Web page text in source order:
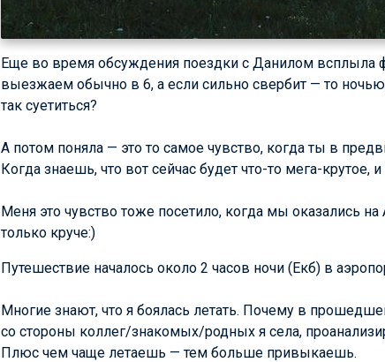
Еще во время обсуждения поездки с Данилом всплыла
выезжаем обычно в 6, а если сильно свербит — то
так суетиться?
А потом поняла — это то самое чувство, когда ты в
Когда знаешь, что вот сейчас будет что-то мега-крутое,
Меня это чувство тоже посетило, когда мы оказались
только круче:)
Путешествие началось около 2 часов ночи (Екб) в
Многие знают, что я боялась летать. Почему в
со стороны коллег/знакомых/родных я села,
Плюс чем чаще летаешь — тем больше привыкаешь.